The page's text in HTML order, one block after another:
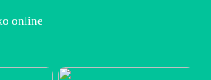
online